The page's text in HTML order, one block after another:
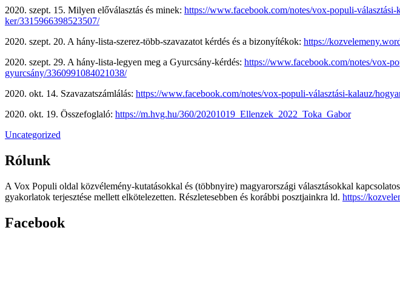
2020. szept. 15. Milyen előválasztás és minek: https://www.facebook.com/notes/vox-populi-választási-
ker/3315966398523507/
2020. szept. 20. A hány-lista-szerez-több-szavazatot kérdés és a bizonyítékok: https://
2020. szept. 29. A hány-lista-legyen meg a Gyurcsány-kérdés: https://www.facebook.com/notes/vox-
gyurcsány/3360991084021038/
2020. okt. 14. Szavazatszámlálás: https://www.facebook.com/notes/vox-populi-választási-kalauz/
2020. okt. 19. Összefoglaló: https://m.hvg.hu/360/20201019_Ellenzek_2022_Toka_Gabor
Uncategorized
Rólunk
A Vox Populi oldal közvélemény-kutatásokkal és (többnyire) magyarországi választásokkal
gyakorlatok terjesztése mellett elkötelezetten. Részletesebben és korábbi posztjainkra ld. https://
Facebook